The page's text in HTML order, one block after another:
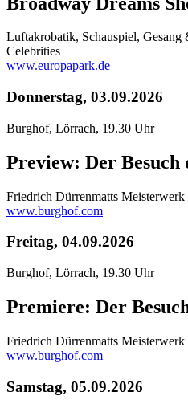
Luftakrobatik, Schauspiel,
Celebrities
www.europapark.de
Donnerstag, 03.09.2026
Burghof, Lörrach, 19.30 Uhr
Preview: Der Besuch
Friedrich Dürrenmatts
www.burghof.com
Freitag, 04.09.2026
Burghof, Lörrach, 19.30 Uhr
Premiere: Der
Friedrich Dürrenmatts
www.burghof.com
Samstag, 05.09.2026